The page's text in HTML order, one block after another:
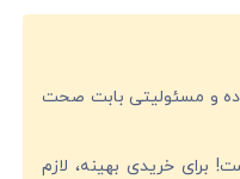
و مسئولیتی بابت صحت
برای خریدی بهینه، لازم